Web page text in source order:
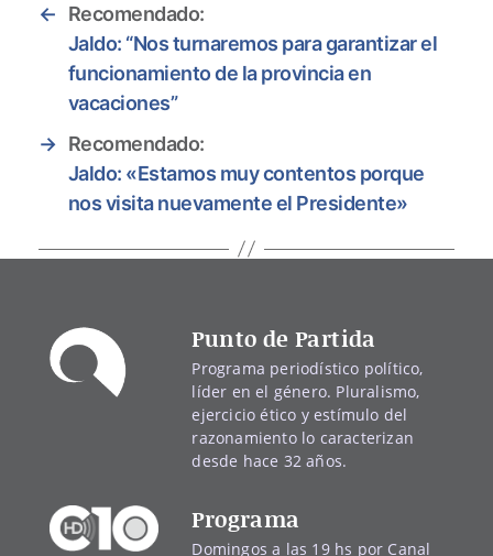
←
Recomendado:
Jaldo: “Nos turnaremos para garantizar el
funcionamiento de la provincia en
vacaciones”
→ Recomendado:
Jaldo: «Estamos muy contentos porque
nos visita nuevamente el Presidente»
Punto de Partida
Programa periodístico político,
líder en el género. Pluralismo,
ejercicio ético y estímulo del
razonamiento lo caracterizan
desde hace 32 años.
Programa
Domingos a las 19 hs por Canal